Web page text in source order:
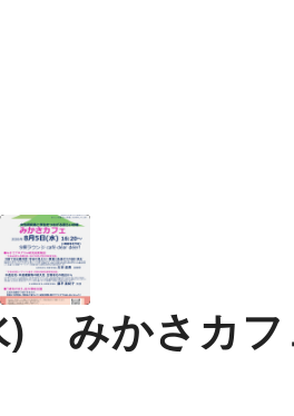
) みかさカ